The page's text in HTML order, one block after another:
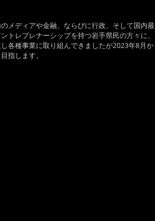
メディアや金融、ならびに行政、そして国内最
トレプレナーシップを持つ岩手県民の方々に、
各種事業に取り組んできましたが2023年8月か
指します。